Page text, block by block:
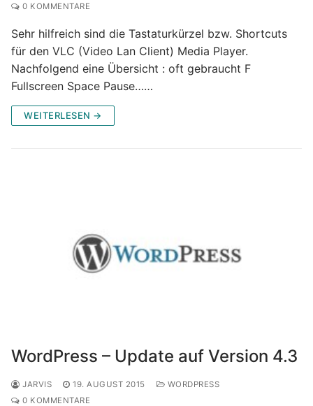
0 KOMMENTARE
Sehr hilfreich sind die Tastaturkürzel bzw. Shortcuts
für den VLC (Video Lan Client) Media Player.
Nachfolgend eine Übersicht : oft gebraucht F
Fullscreen Space Pause……
WEITERLESEN →
WordPress – Update auf Version 4.3
JARVIS 19. AUGUST 2015
WORDPRESS
0 KOMMENTARE